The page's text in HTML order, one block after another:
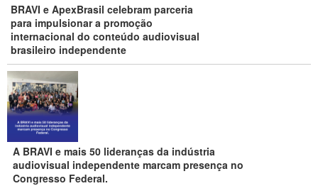
BRAVI e ApexBrasil celebram parceria
para impulsionar a promoção
internacional do conteúdo audiovisual
brasileiro independente
A BRAVI e mais 50 lideranças da indústria
audiovisual independente marcam presença no
Congresso Federal.